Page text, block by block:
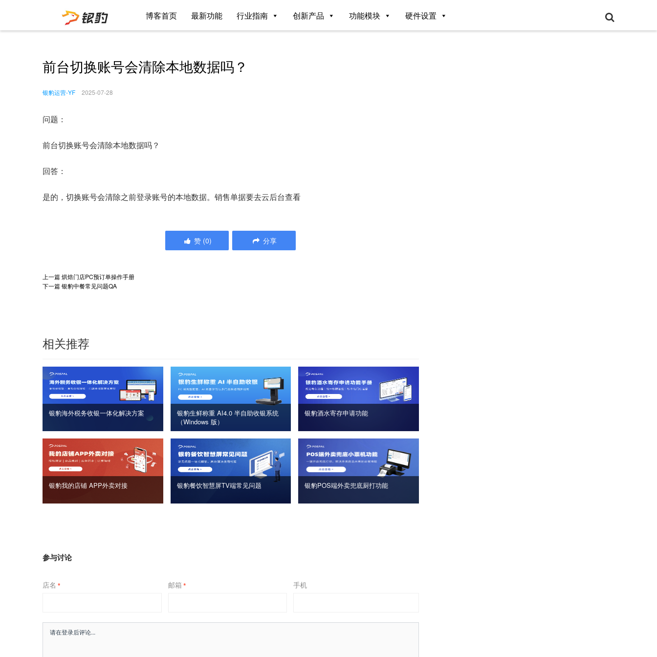
博客首页 最新功能 行业指南 创新产品 功能模块 硬件设置
前台切换账号会清除本地数据吗？
银豹运营-YF 2025-07-28
问题：
前台切换账号会清除本地数据吗？
回答：
是的，切换账号会清除之前登录账号的本地数据。销售单据要去云后台查看
赞 (0) 分享
上一篇烘焙门店PC预订单操作手册
下一篇银豹中餐常见问题QA
相关推荐
银豹海外税务收银一体化解决方案
银豹生鲜称重 AI4.0 半自助收银系统
（Windows 版）
银豹酒水寄存申请功能
银豹我的店铺 APP外卖对接 银豹餐饮智慧屏TV端常见问题 银豹POS端外卖兜底厨打功能
参与讨论
店名 * 邮箱 * 手机